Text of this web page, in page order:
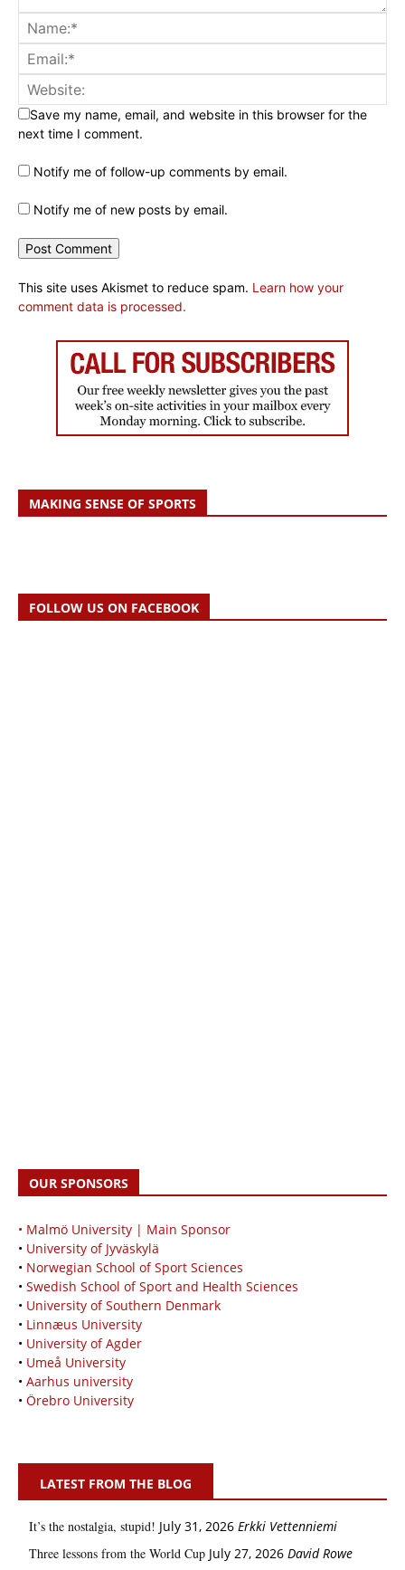
Save my name, email, and website in this browser for the
next time I comment.
Notify me of follow-up comments by email.
Notify me of new posts by email.
This site uses Akismet to reduce spam. Learn how your
comment data is processed.
MAKING SENSE OF SPORTS
FOLLOW US ON FACEBOOK
OUR SPONSORS
• Malmö University | Main Sponsor
• University of Jyväskylä
• Norwegian School of Sport Sciences
• Swedish School of Sport and Health Sciences
• University of Southern Denmark
• Linnæus University
• University of Agder
• Umeå University
• Aarhus university
• Örebro University
LATEST FROM THE BLOG
It’s the nostalgia, stupid! July 31, 2026 Erkki Vetten­­niemi
Three lessons from the World Cup July 27, 2026 David Rowe